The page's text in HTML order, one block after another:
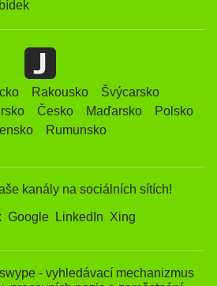
Rakousko
Švýcarsko
Irsko Česko Maďarsko
Polsko
Rumunsko
kanály na sociálních sítích!
Google LinkedIn Xing
- vyhledávací mechanizmus